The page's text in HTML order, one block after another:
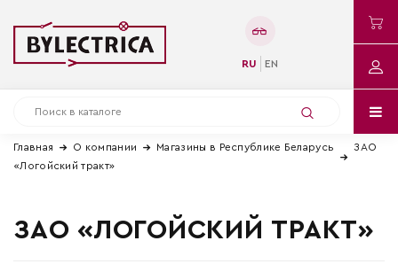
RU EN
Главная О компании Магазины в Республике Беларусь
ЗАО
«Логойский тракт»
ЗАО «ЛОГОЙСКИЙ ТРАКТ»